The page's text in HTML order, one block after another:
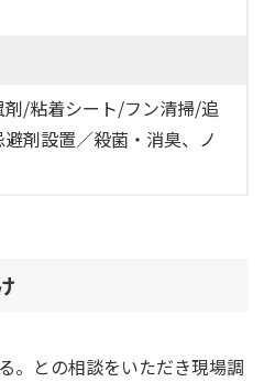
/粘着シート/フン清掃/追
剤設置／殺菌・消臭、ノ
。との相談をいただき現場調